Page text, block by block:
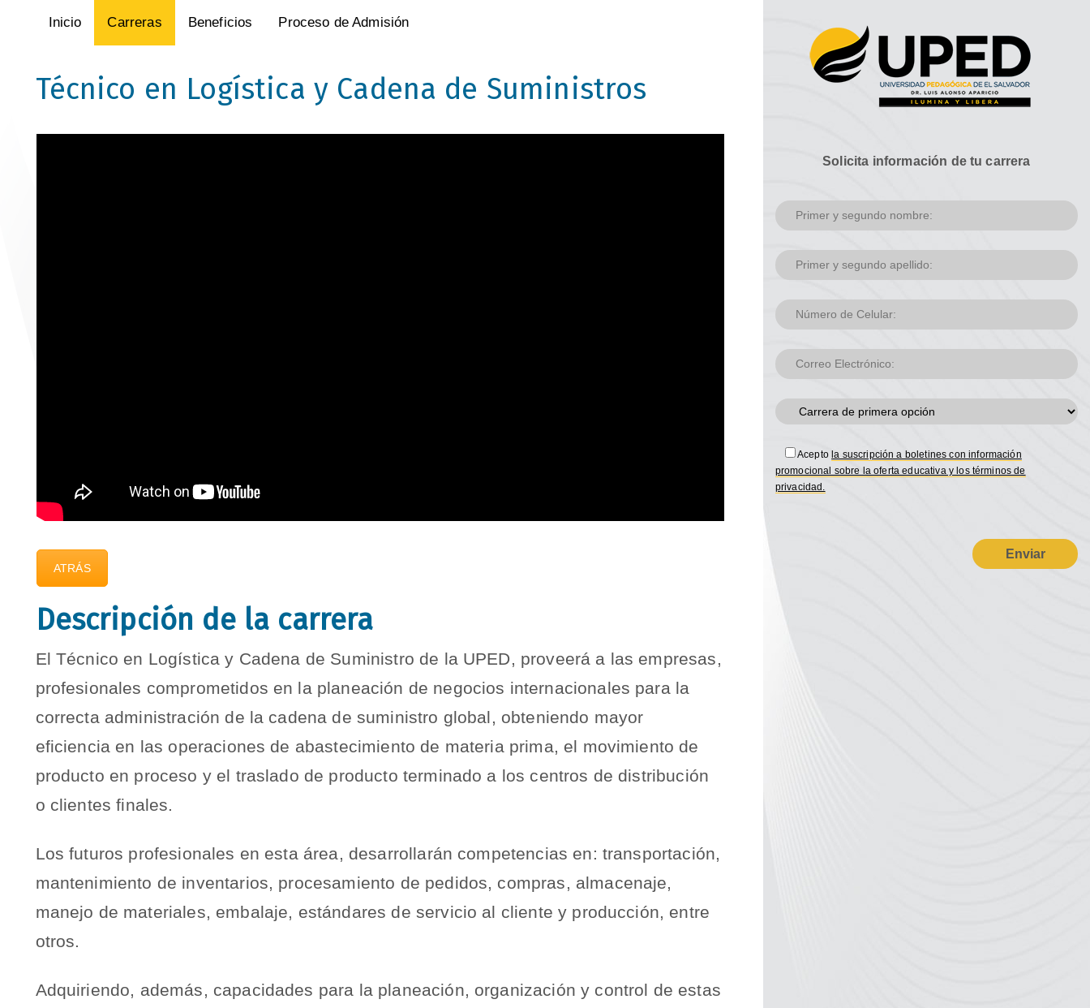
Inicio Carreras Beneficios Proceso de Admisión
Solicita información de tu carrera
Acepto la suscripción a boletines con información
promocional sobre la oferta educativa y los términos de
privacidad.
Técnico en Logística y Cadena de Suministros
ATRÁS
Descripción de la carrera
El Técnico en Logística y Cadena de Suministro de la UPED, proveerá a las empresas,
profesionales comprometidos en la planeación de negocios internacionales para la
correcta administración de la cadena de suministro global, obteniendo mayor
eficiencia en las operaciones de abastecimiento de materia prima, el movimiento de
producto en proceso y el traslado de producto terminado a los centros de distribución
o clientes finales.
Los futuros profesionales en esta área, desarrollarán competencias en: transportación,
mantenimiento de inventarios, procesamiento de pedidos, compras, almacenaje,
manejo de materiales, embalaje, estándares de servicio al cliente y producción, entre
otros.
Adquiriendo, además, capacidades para la planeación, organización y control de estas